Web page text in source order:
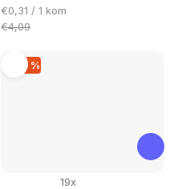
Cijena
mjere:
€0,31 / 1 kom
€4,09
–20 %
19x